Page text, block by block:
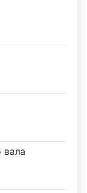
вала